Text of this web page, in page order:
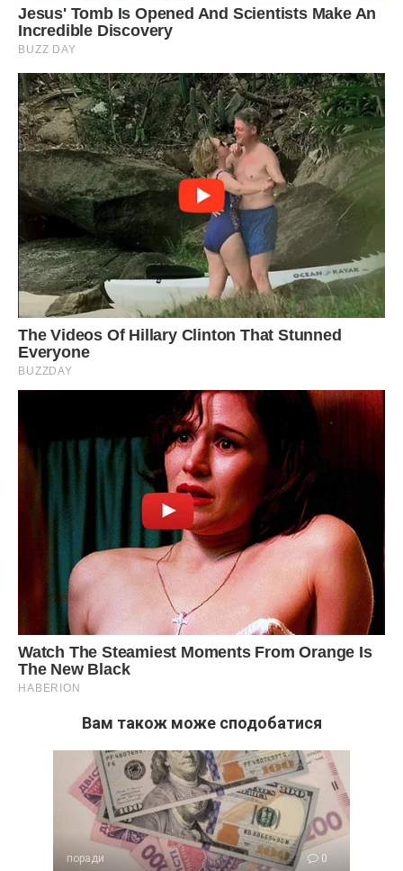
Вам також може сподобатися
поради 0